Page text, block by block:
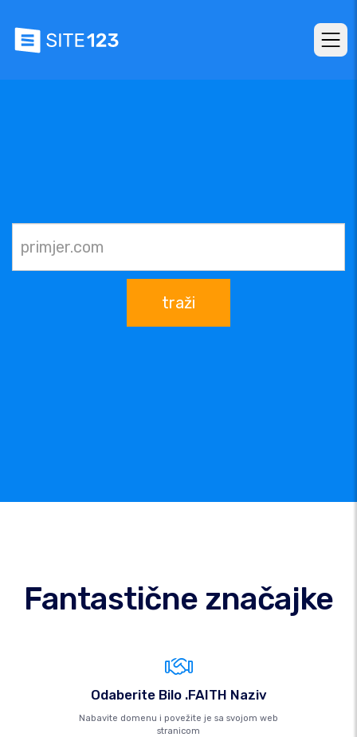
traži
Fantastične značajke
Odaberite Bilo .FAITH Naziv
Nabavite domenu i povežite je sa svojom web
stranicom